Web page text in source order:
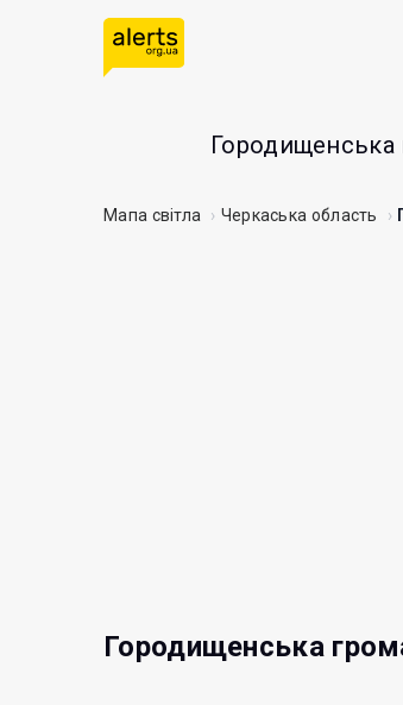
Городищенська
Мапа світла Черкаська область
Городищенська